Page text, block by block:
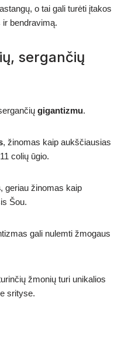
o tai gali turėti įtakos
ir bendravimą.
sergančių
gigantizmu.
, žinomas kaip aukščiausias
colių ūgio.
, geriau žinomas kaip
Šou.
gali nulemti žmogaus
žmonių turi unikalios
srityse.